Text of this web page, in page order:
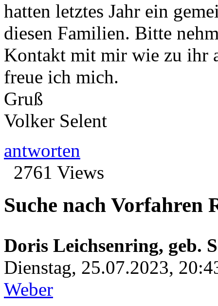
hatten letztes Jahr ein
diesen Familien. Bitte
Kontakt mit mir wie zu ihr
freue ich mich.
Gruß
Volker Selent
antworten
2761 Views
Suche nach Vorfahren
Doris Leichsenring, geb.
Dienstag, 25.07.2023,
Weber